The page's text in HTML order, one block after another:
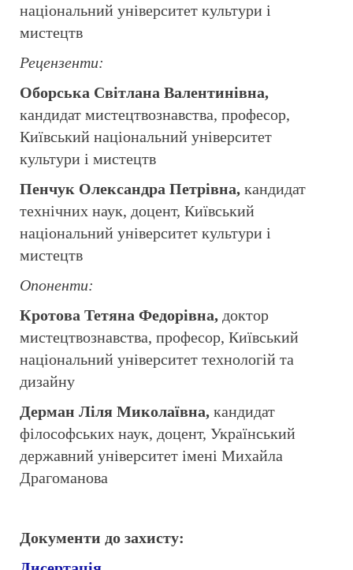
національний університет культури і
мистецтв
Рецензенти:
Оборська Світлана Валентинівна,
кандидат мистецтвознавства, професор,
Київський національний університет
культури і мистецтв
Пенчук Олександра Петрівна, кандидат
технічних наук, доцент, Київський
національний університет культури і
мистецтв
Опоненти:
Кротова Тетяна Федорівна, доктор
мистецтвознавства, професор, Київський
національний університет технологій та
дизайну
Дерман Ліля Миколаївна, кандидат
філософських наук, доцент, Український
державний університет імені Михайла
Драгоманова
Документи до захисту: